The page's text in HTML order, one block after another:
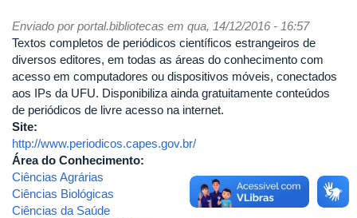
Enviado porportal.bibliotecas em qua, 14/12/2016 - 16:57
Textos completos de periódicos científicos estrangeiros de
diversos editores, em todas as áreas do conhecimento com
acesso em computadores ou dispositivos móveis, conectados
aos IPs da UFU. Disponibiliza ainda gratuitamente conteúdos
de periódicos de livre acesso na internet.
Site:
http://www.periodicos.capes.gov.br/
Área do Conhecimento:
Ciências Agrárias
Ciências Biológicas
Ciências da Saúde